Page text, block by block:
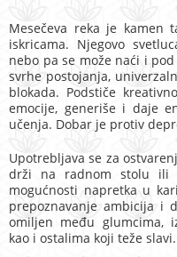
Mesečeva reka je kamen
iskricama. Njegovo
nebo pa se može naći i
svrhe postojanja,
blokada. Podstiče
emocije, generiše i daje
učenja. Dobar je protiv
Upotrebljava se za
drži na radnom stolu ili
mogućnosti napretka u
prepoznavanje ambicija i
omiljen među glumcima,
kao i ostalima koji teže slavi.